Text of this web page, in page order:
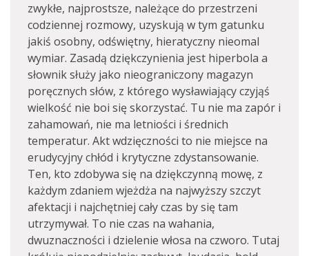
zwykłe, najprostsze, należące do przestrzeni
codziennej rozmowy, uzyskują w tym gatunku
jakiś osobny, odświętny, hieratyczny nieomal
wymiar. Zasadą dziękczynienia jest hiperbola a
słownik służy jako nieograniczony magazyn
poręcznych słów, z którego wysławiający czyjąś
wielkość nie boi się skorzystać. Tu nie ma zapór i
zahamowań, nie ma letniości i średnich
temperatur. Akt wdzięczności to nie miejsce na
erudycyjny chłód i krytyczne zdystansowanie.
Ten, kto zdobywa się na dziękczynną mowę, z
każdym zdaniem wjeżdża na najwyższy szczyt
afektacji i najchętniej cały czas by się tam
utrzymywał. To nie czas na wahania,
dwuznaczności i dzielenie włosa na czworo. Tutaj